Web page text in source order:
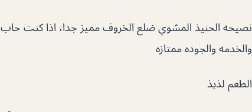
نصيحه الحنيذ المشوي ضلع الخروف مميز جدا، اذا كنت حاب
والخدمه والجوده ممتازه
الطعم لذيذ